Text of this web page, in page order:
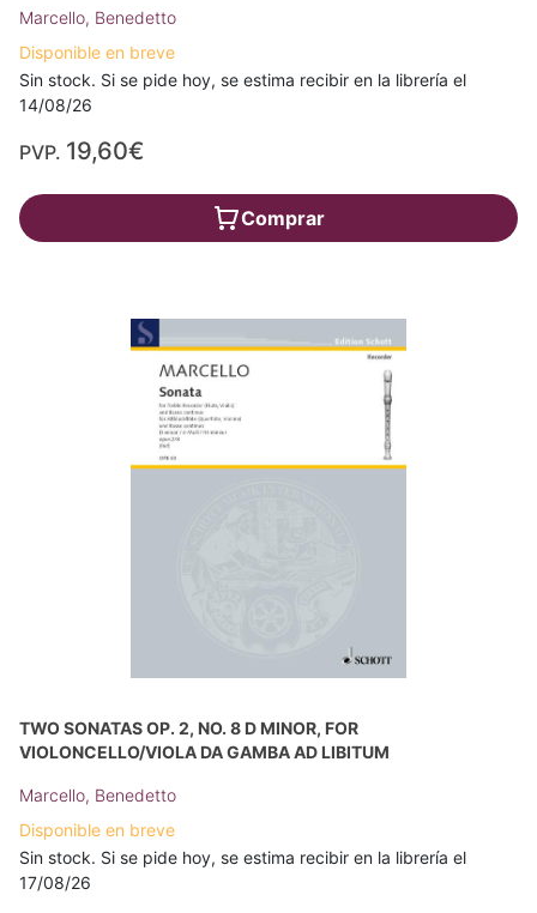
Marcello, Benedetto
Disponible en breve
Sin stock. Si se pide hoy, se estima recibir en la librería el
14/08/26
PVP. 19,60€
Comprar
TWO SONATAS OP. 2, NO. 8 D MINOR, FOR
VIOLONCELLO/VIOLA DA GAMBA AD LIBITUM
Marcello, Benedetto
Disponible en breve
Sin stock. Si se pide hoy, se estima recibir en la librería el
17/08/26